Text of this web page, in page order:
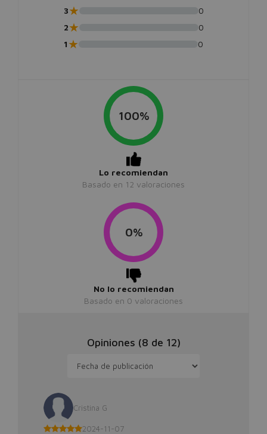
3★
0
2★
0
1★ 0
100%
Lo recomiendan
Basado en 12 valoraciones
0%
No lo recomiendan
Basado en 0 valoraciones
Opiniones (8 de 12)
Cristina G
2024-11-07